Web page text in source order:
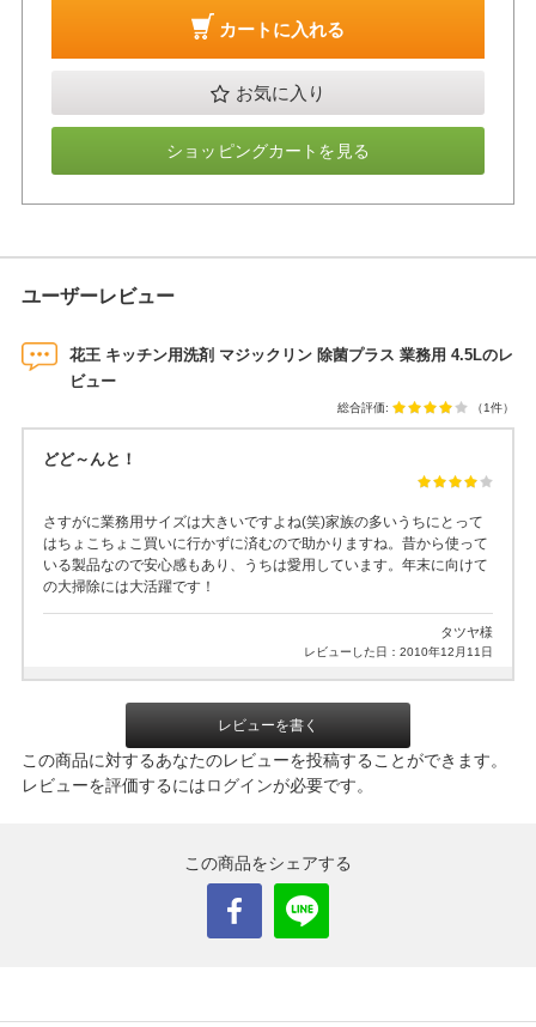
カートに入れる
お気に入り
ショッピングカートを見る
ユーザーレビュー
花王 キッチン用洗剤 マジックリン 除菌プラス 業務用 4.5Lのレ
ビュー
総合評価: （1件）
どど～んと！
さすがに業務用サイズは大きいですよね(笑)家族の多いうちにとって
はちょこちょこ買いに行かずに済むので助かりますね。昔から使って
いる製品なので安心感もあり、うちは愛用しています。年末に向けて
の大掃除には大活躍です！
タツヤ様
レビューした日：2010年12月11日
レビューを書く
この商品に対するあなたのレビューを投稿することができます。
レビューを評価するにはログインが必要です。
この商品をシェアする